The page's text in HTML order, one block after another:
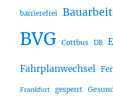
barrierefrei
BVG Cottbus DB
Fahrplanwechsel
Frankfurt gesperrt